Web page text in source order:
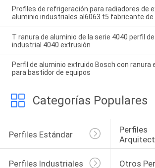
Profiles de refrigeración para radiadores de
aluminio industriales al6063 t5 fabricante
T ranura de aluminio de la serie 4040 perfil
industrial 4040 extrusión
Perfil de aluminio extruido Bosch con ranura
para bastidor de equipos
Categorías Populares
Perfiles Estándar
Perfiles
Perfiles Industriales Otros